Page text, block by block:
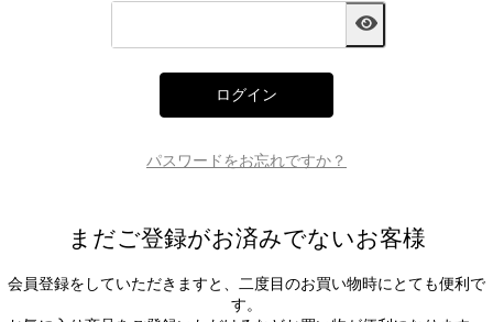
ログイン
パスワードをお忘れですか？
まだご登録がお済みでないお客様
会員登録をしていただきますと、二度目のお買い物時にとても便利で
す。